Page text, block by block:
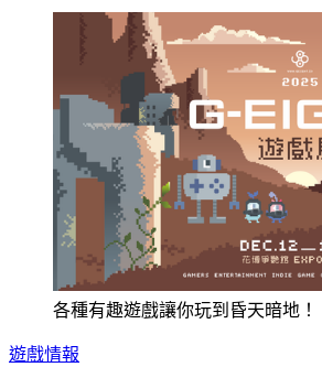
各種有趣遊戲讓你玩到昏天暗地！
遊戲情報